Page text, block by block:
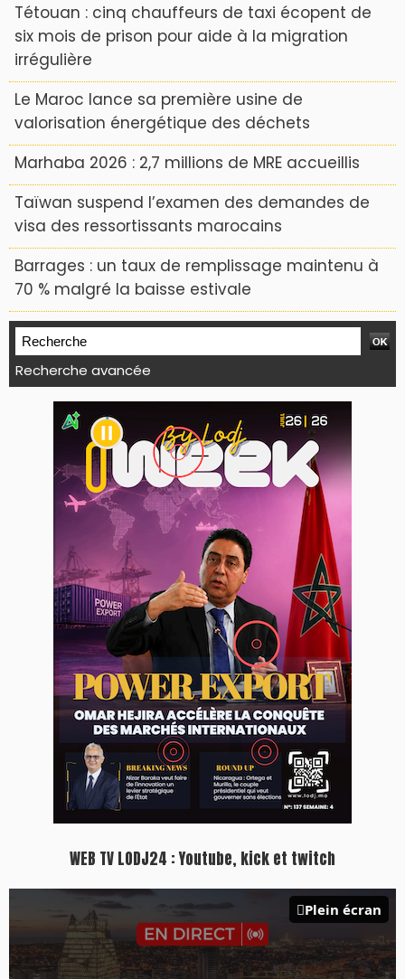
Tétouan : cinq chauffeurs de taxi écopent de
six mois de prison pour aide à la migration
irrégulière
Le Maroc lance sa première usine de
valorisation énergétique des déchets
Marhaba 2026 : 2,7 millions de MRE accueillis
Taïwan suspend l’examen des demandes de
visa des ressortissants marocains
Barrages : un taux de remplissage maintenu à
70 % malgré la baisse estivale
Recherche avancée
WEB TV LODJ24 : Youtube, kick et twitch
Plein écran